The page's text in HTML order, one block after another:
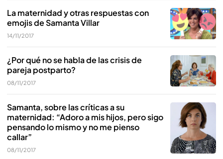
La maternidad y otras respuestas con
emojis de Samanta Villar
14/11/2017
¿Por qué no se habla de las crisis de
pareja postparto?
08/11/2017
Samanta, sobre las críticas a su
maternidad: “Adoro a mis hijos, pero sigo
pensando lo mismo y no me pienso
callar”
08/11/2017